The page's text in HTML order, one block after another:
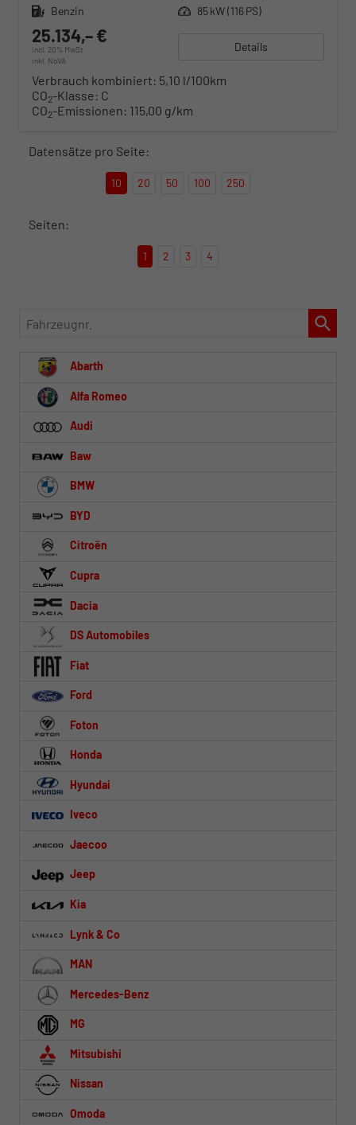
Kraftstoff Benzin Leistung 85 kW (116 PS)
25.134,– €
incl. 20% MwSt.
inkl. NoVA
Details
Verbrauch kombiniert: 5,10 l/100km
CO2-Klasse: C
CO2-Emissionen: 115,00 g/km
Datensätze pro Seite:
10 20 50 100 250
Seiten:
1 2 3 4
Fahrzeugnr.
Abarth
Alfa Romeo
Audi
Baw
BMW
BYD
Citroën
Cupra
Dacia
DS Automobiles
Fiat
Ford
Foton
Honda
Hyundai
Iveco
Jaecoo
Jeep
Kia
Lynk & Co
MAN
Mercedes-Benz
MG
Mitsubishi
Nissan
Omoda